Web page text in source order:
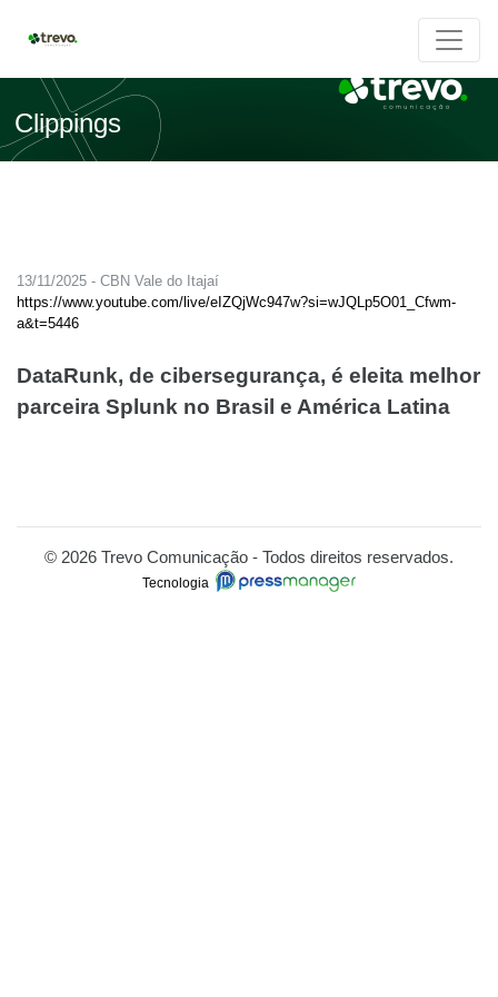
Clippings
13/11/2025 - CBN Vale do Itajaí
https://www.youtube.com/live/eIZQjWc947w?si=wJQLp5O01_Cfwm-
a&t=5446
DataRunk, de cibersegurança, é eleita melhor
parceira Splunk no Brasil e América Latina
© 2026 Trevo Comunicação - Todos direitos reservados.
Tecnologia